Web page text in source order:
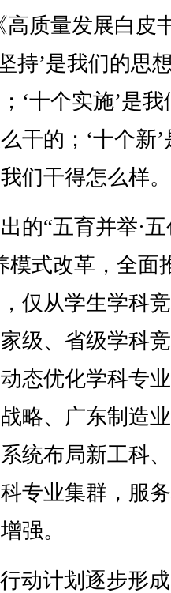
高质量发展白皮
持’是我们的思
‘十个实施’是我
干的；‘十个新’
们干得怎么样
“五育并举·五
模式改革，全面
仅从学生学科
级、省级学科
态优化学科专
略、广东制造
统布局新工科
专业集群，服
强。
计划逐步形成